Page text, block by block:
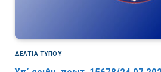
ΔΕΛΤΙΑ ΤΥΠΟΥ